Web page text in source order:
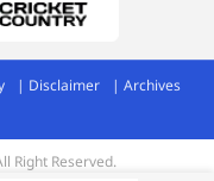
Disclaimer
Archives
Right Reserved.